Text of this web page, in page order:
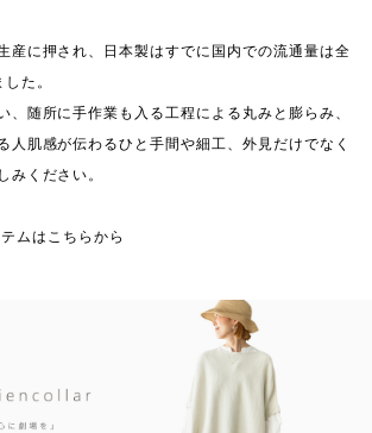
産に押され、日本製はすでに国内での流通量は全
た。
、随所に手作業も入る工程による丸みと膨らみ、
人肌感が伝わるひと手間や細工、外見だけでなく
みください。
ムはこちらから